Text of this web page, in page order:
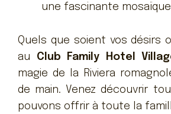
une fascinante
Quels que soient vos désirs
au Club Family Hotel
magie de la Riviera
de main. Venez découvrir
pouvons offrir à toute la